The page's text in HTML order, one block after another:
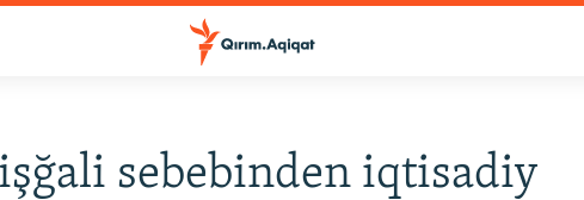
işğali sebebinden iqtisadiy